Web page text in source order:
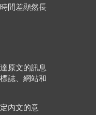
間差顯然長
原文的訊息
誌、網站和
內文的意